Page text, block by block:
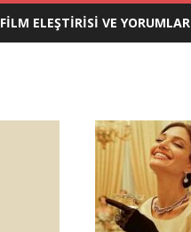
FILM ELEŞTIRISI VE YORUMLAR